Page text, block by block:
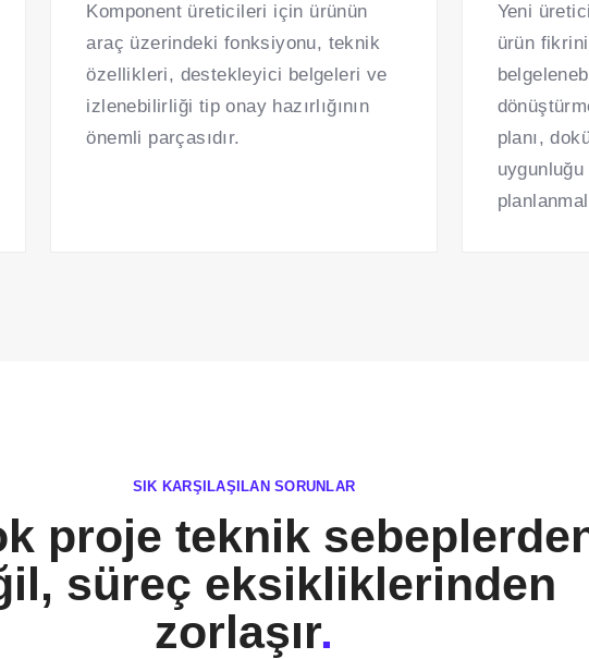
Komponent üreticileri için ürünün
araç üzerindeki fonksiyonu, teknik
özellikleri, destekleyici belgeleri ve
izlenebilirliği tip onay hazırlığının
önemli parçasıdır.
Yeni
ürün
planı,
uygunluğu
SIK KARŞILAŞILAN SORUNLAR
proje teknik
süreç eksikliklerinden
zorlaşır.